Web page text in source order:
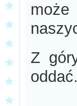
Z
oddać.